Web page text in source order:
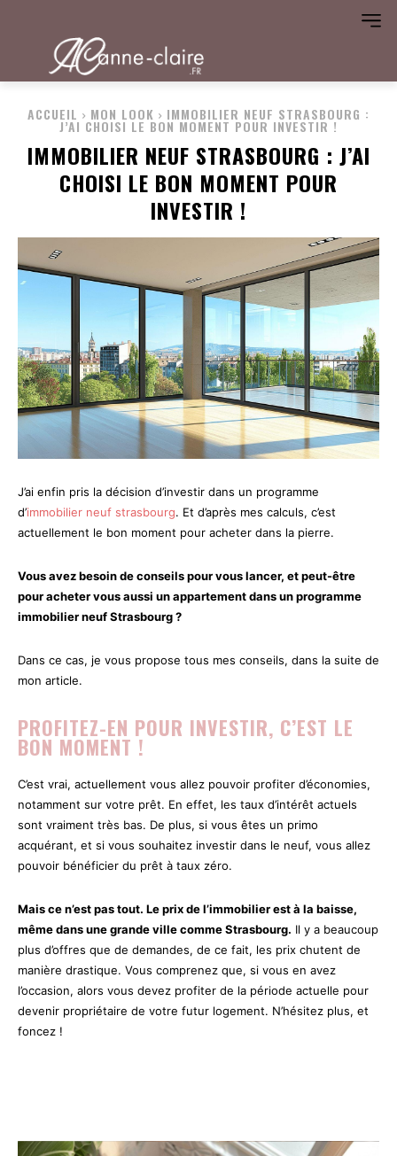
ACCUEIL MON LOOK IMMOBILIER NEUF STRASBOURG :
J’AI CHOISI LE BON MOMENT POUR INVESTIR !
IMMOBILIER NEUF STRASBOURG : J’AI
CHOISI LE BON MOMENT POUR
INVESTIR !
J’ai enfin pris la décision d’investir dans un programme
d’immobilier neuf strasbourg. Et d’après mes calculs, c’est
actuellement le bon moment pour acheter dans la pierre.
Vous avez besoin de conseils pour vous lancer, et peut-être
pour acheter vous aussi un appartement dans un programme
immobilier neuf Strasbourg ?
Dans ce cas, je vous propose tous mes conseils, dans la suite de
mon article.
PROFITEZ-EN POUR INVESTIR, C’EST LE
BON MOMENT !
C’est vrai, actuellement vous allez pouvoir profiter d’économies,
notamment sur votre prêt. En effet, les taux d’intérêt actuels
sont vraiment très bas. De plus, si vous êtes un primo
acquérant, et si vous souhaitez investir dans le neuf, vous allez
pouvoir bénéficier du prêt à taux zéro.
Mais ce n’est pas tout. Le prix de l’immobilier est à la baisse,
même dans une grande ville comme Strasbourg. Il y a beaucoup
plus d’offres que de demandes, de ce fait, les prix chutent de
manière drastique. Vous comprenez que, si vous en avez
l’occasion, alors vous devez profiter de la période actuelle pour
devenir propriétaire de votre futur logement. N’hésitez plus, et
foncez !